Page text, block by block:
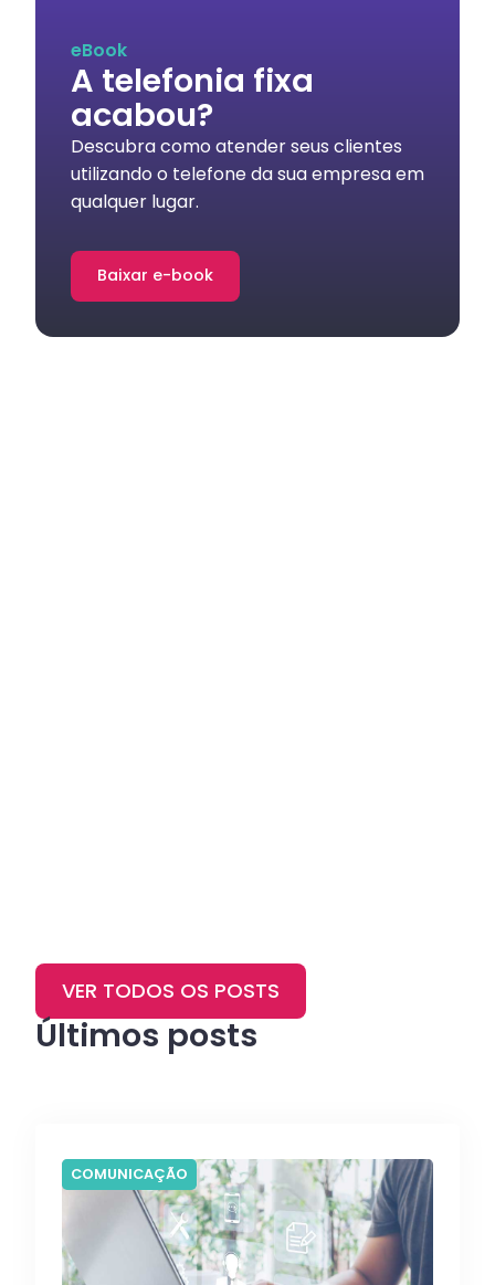
eBook
A telefonia fixa
acabou?
Descubra como atender seus clientes
utilizando o telefone da sua empresa em
qualquer lugar.
Baixar e-book
Últimos posts
VER TODOS OS POSTS
COMUNICAÇÃO